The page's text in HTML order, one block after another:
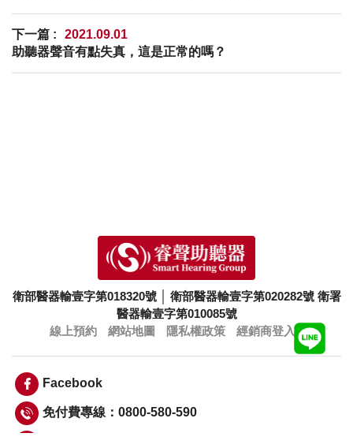
下一篇 :
2021.09.01
助聽器聲音有點失真，這是正常的嗎？
衛部醫器輸壹字第018320號 衛部醫器輸壹字第020282號 衛署
醫器輸壹字第010085號
線上預約
網站地圖 隱私權政策 經銷商登入
Facebook
免付費專線：0800-580-590